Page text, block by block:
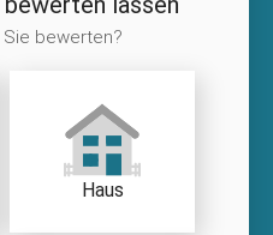
bewerten?
Haus